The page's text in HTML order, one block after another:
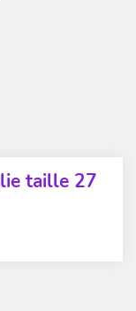
taille 27